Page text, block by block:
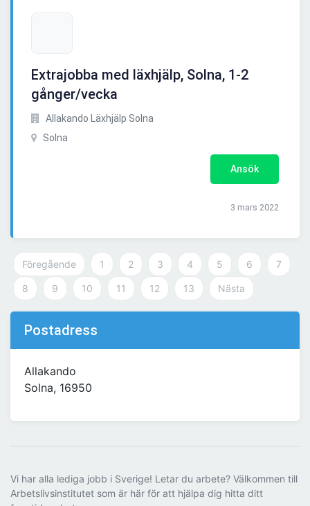
Extrajobba med läxhjälp, Solna, 1-2
gånger/vecka
Allakando Läxhjälp Solna
Solna
Ansök
3 mars 2022
Föregående 1 2 3 4 5 6 7
8 9 10 11 12 13 Nästa
Postadress
Allakando
Solna, 16950
Vi har alla lediga jobb i Sverige! Letar du arbete? Välkommen till
Arbetslivsinstitutet som är här för att hjälpa dig hitta ditt